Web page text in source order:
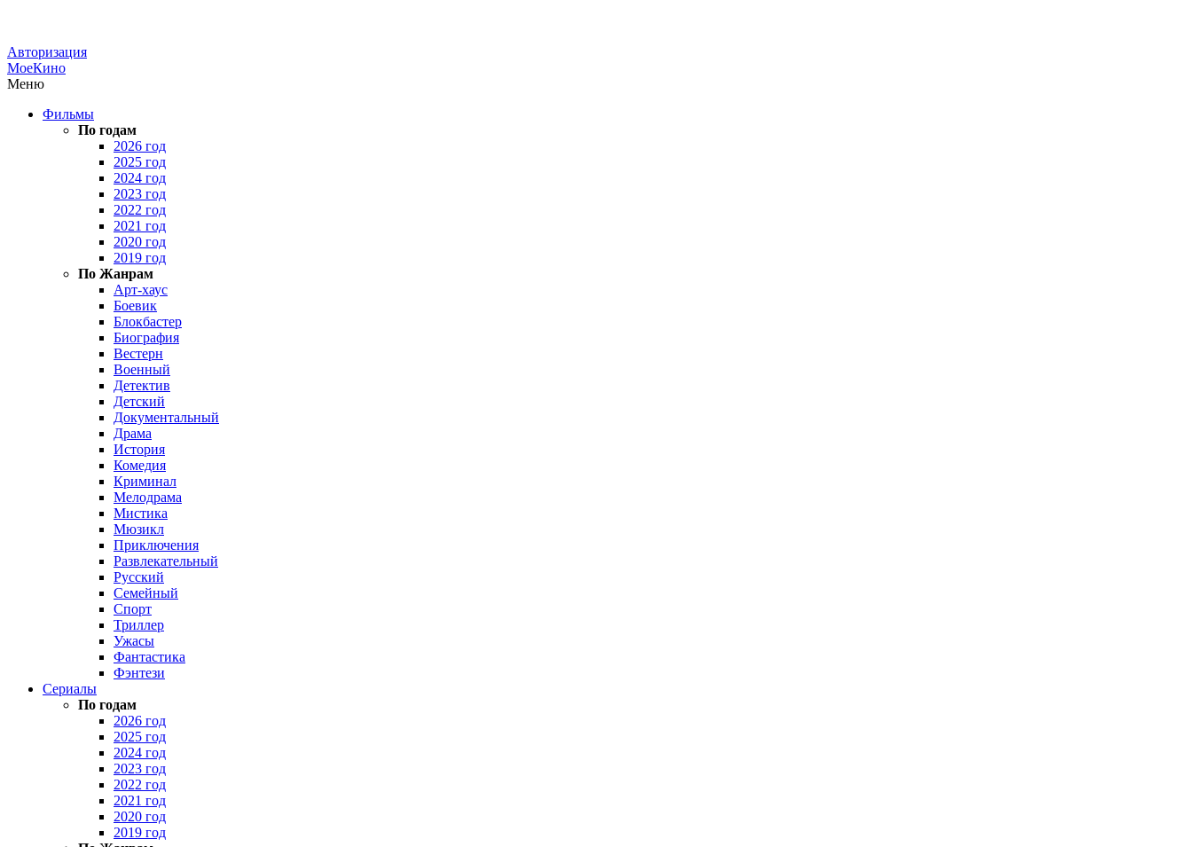
Авторизация
МоеКино
Меню
Фильмы
По годам
2026 год
2025 год
2024 год
2023 год
2022 год
2021 год
2020 год
2019 год
По Жанрам
Арт-хаус
Боевик
Блокбастер
Биография
Вестерн
Военный
Детектив
Детский
Документальный
Драма
История
Комедия
Криминал
Мелодрама
Мистика
Мюзикл
Приключения
Развлекательный
Русский
Семейный
Спорт
Триллер
Ужасы
Фантастика
Фэнтези
Сериалы
По годам
2026 год
2025 год
2024 год
2023 год
2022 год
2021 год
2020 год
2019 год